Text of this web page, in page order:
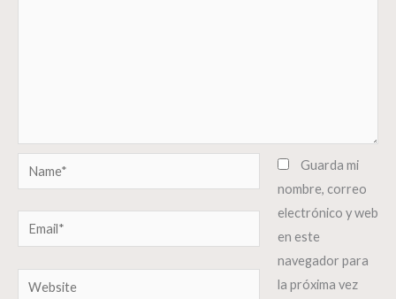
Name*
Email*
Website
Guarda mi
nombre, correo
electrónico y web
en este
navegador para
la próxima vez